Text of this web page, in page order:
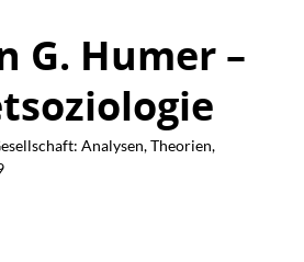
G. Humer –
Analysen, Theorien,